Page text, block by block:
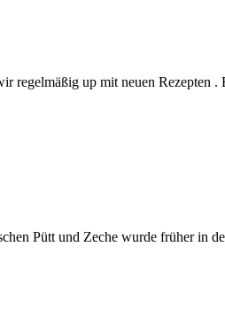
regelmäßig up mit neuen Rezepten
Pütt und Zeche wurde früher in